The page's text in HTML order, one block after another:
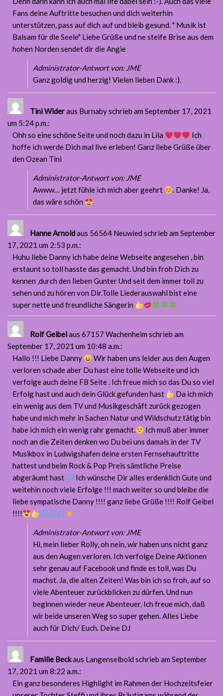
Fans deine Auftritte besuchen und dich weiterhin
unterstützen, pass auf dich auf und bleib gesund. " Musik ist
Balsam für die Seele" Liebe Grüße und ne steife Brise aus dem
hohen Norden sendet dir die Angie
Administrator-Antwort von: JME
Ganz goldig und herzig! Vielen lieben Dank :).
Tini Wideraus Burnabyschrieb am September 17, 2021
um 5:24 p.m.:
Ohh so eine schöne Seite und noch dazu in Lila
Ich
hoffe ich werde Dich mal live erleben! Ganz liebe Grüße über
den Ozean Tini
Administrator-Antwort von: JME
Awww… jetzt fühle ich mich aber geehrt
. Danke! Ja,
das wäre schön
Hanne Arnoldaus 56564 Neuwied schrieb am September
17, 2021 um 2:53 p.m.:
Huhu liebe Danny ich habe deine Webseite angesehen , bin
erstaunt so toll hasste das gemacht. Und bin froh Dich zu
kennen ,durch den lieben Gunter Und seit dem immer toll zu
sehen und zu hören von Dir.Tolle Liederauswahl bist eine
super nette und freundliche Sängerin
Rolf Geibelaus 67157 Wachenheim schrieb am
September 17, 2021 um 10:48 a.m.:
Hallo !!! Liebe Danny
Wir haben uns leider aus den Augen
verloren schade aber Du hast eine tolle Webseite und ich
verfolge auch deine FB Seite . Ich freue mich so das Du so viel
Erfolg hast und auch dein Glück gefunden hast
Da ich mich
ein wenig aus dem TV und Musikgeschäft zurück gezogen
habe und mich mehr in Sachen Natur und Wildschutz tätig bin
habe ich mich ein wenig rahr gemacht.
Ich muß aber immer
noch an die Zeiten denken wo Du bei uns damals in der TV
Musikbox in Ludwigshafen deine ersten Fernsehauftritte
hattest und beim Rock & Pop Preis sämtliche Preise
abgeräumt hast
Ich wünsche Dir alles erdenklich Gute und
weitehin noch viele Erfolge !!! mach weiter so und bleibe die
liebe sympatische Danny !!!! ganz liebe Grüße !!!! Rolf Geibel
!!!!
Administrator-Antwort von: JME
Hi, mein lieber Rolly, oh nein, wir haben uns nicht ganz
aus den Augen verloren. Ich verfolge Deine Aktionen
sehr genau auf Facebook und finde es toll, was Du
machst. Ja, die alten Zeiten! Was bin ich so froh, auf so
viele Abenteuer zurückblicken zu dürfen. Und nun
beginnen wieder neue Abenteuer. Ich freue mich, daß
wir beide unseren Weg so super gehen. Alles Liebe
auch für Dich/ Euch. Deine DJ
Familie Beckaus Langenselbold schrieb am September
17, 2021 um 8:22 a.m.:
Ein ganz besonderes Highlight im Rahmen der Hochzeitsfeier